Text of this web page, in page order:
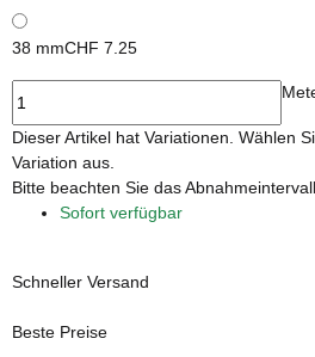
38 mmCHF 7.25
x
Dieser Artikel hat Variationen. Wählen
Variation aus.
x
Bitte beachten Sie das
Sofort verfügbar
Schneller Versand
Beste Preise